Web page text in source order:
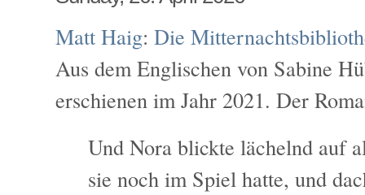
Matt Haig:Die
Aus dem Englischen von Sabine
erschienen im Jahr 2021. Der
Und Nora blickte lächelnd auf
sie noch im Spiel hatte, und